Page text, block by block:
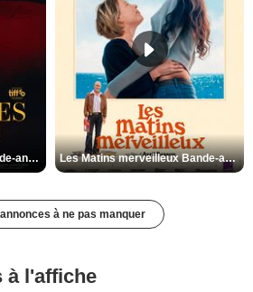
Les Silences de Riyad Bande-annonce VO STFR Les Matins merveilleux Bande-annonce VF
à ne pas manquer
à l'affiche